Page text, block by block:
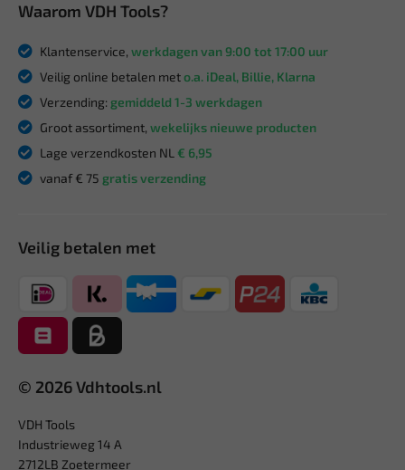
Waarom VDH Tools?
Klantenservice, werkdagen van 9:00 tot 17:00 uur
Veilig online betalen meto.a. iDeal, Billie, Klarna
Verzending: gemiddeld 1-3 werkdagen
Groot assortiment, wekelijks nieuwe producten
Lage verzendkosten NL € 6,95
vanaf € 75 gratis verzending
Veilig betalen met
© 2026 Vdhtools.nl
VDH Tools
Industrieweg 14 A
2712LB Zoetermeer